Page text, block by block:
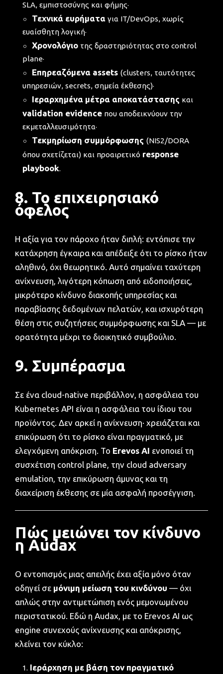
SLA, εμπιστοσύνης και φήμης·
Τεχνικά ευρήματα για IT/DevOps, χωρίς
ευαίσθητη λογική·
Χρονολόγιο της δραστηριότητας στο control
plane·
Επηρεαζόμενα assets (clusters, ταυτότητες
υπηρεσιών, secrets, σημεία έκθεσης)·
Ιεραρχημένα μέτρα αποκατάστασης και
validation evidence που αποδεικνύουν την
εκμεταλλευσιμότητα·
Τεκμηρίωση συμμόρφωσης (NIS2/DORA
όπου σχετίζεται) και προαιρετικό response
playbook.
8. Το επιχειρησιακό
όφελος
Η αξία για τον πάροχο ήταν διπλή: εντόπισε την
κατάχρηση έγκαιρα και απέδειξε ότι το ρίσκο ήταν
αληθινό, όχι θεωρητικό. Αυτό σημαίνει ταχύτερη
ανίχνευση, λιγότερη κόπωση από ειδοποιήσεις,
μικρότερο κίνδυνο διακοπής υπηρεσίας και
παραβίασης δεδομένων πελατών, και ισχυρότερη
θέση στις συζητήσεις συμμόρφωσης και SLA — με
ορατότητα μέχρι το διοικητικό συμβούλιο.
9. Συμπέρασμα
Σε ένα cloud-native περιβάλλον, η ασφάλεια του
Kubernetes API είναι η ασφάλεια του ίδιου του
προϊόντος. Δεν αρκεί η ανίχνευση· χρειάζεται και
επικύρωση ότι το ρίσκο είναι πραγματικό, με
ελεγχόμενη απόκριση. Το Erevos AI ενοποιεί τη
συσχέτιση control plane, την cloud adversary
emulation, την επικύρωση άμυνας και τη
διαχείριση έκθεσης σε μία ασφαλή προσέγγιση.
Πώς μειώνει τον κίνδυνο
η Audax
Ο εντοπισμός μιας απειλής έχει αξία μόνο όταν
οδηγεί σε μόνιμη μείωση του κινδύνου — όχι
απλώς στην αντιμετώπιση ενός μεμονωμένου
περιστατικού. Εδώ η Audax, με το Erevos AI ως
engine συνεχούς ανίχνευσης και απόκρισης,
κλείνει τον κύκλο:
Ιεράρχηση με βάση τον πραγματικό